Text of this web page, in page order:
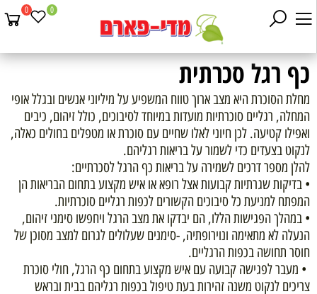
0 0
כף רגל סכרתית
מחלת הסוכרת היא מצב ארוך טווח המשפיע על מיליוני אנשים ובגלל אופי
המחלה, רגליים סוכרתיות מועדות במיוחד לסיבוכים, כולל זיהום, כיבים
ואפילו קטיעה. לכן חיוני לאלו שחיים עם סוכרת או מטפלים בחולים כאלה,
לנקוט בצעדים כדי לשמור על בריאות רגליהם.
להלן מספר דרכים לשמירה על בריאות כף הרגל לסכרתיים:
• בדיקות שגרתיות קבועות אצל רופא או איש מקצוע בתחום הבריאות הן
המפתח למניעת כל סיבוכים הקשורים לכפות רגליים סוכרתיות.
• במהלך הפגישות הללו, הם יבדקו את מצב הרגל ויחפשו סימני זיהום,
הנעלה לא מתאימה ונוירופתיה, -סימנים שעלולים לגרום למצב מסוכן של
חוסר תחושה בכפות הרגליים.
• מעבר לפגישה קבועה עם איש מקצוע בתחום כף הרגל, חולי סוכרת
צריכים לנקוט משנה זהירות בעת טיפול בכפות רגליהם בבית ובראש